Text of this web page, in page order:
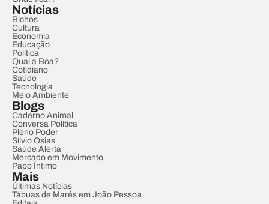
Notícias
Bichos
Cultura
Economia
Educação
Política
Qual a Boa?
Cotidiano
Saúde
Tecnologia
Meio Ambiente
Blogs
Caderno Animal
Conversa Política
Pleno Poder
Sílvio Osias
Saúde Alerta
Mercado em Movimento
Papo Íntimo
Mais
Últimas Notícias
Tábuas de Marés em João Pessoa